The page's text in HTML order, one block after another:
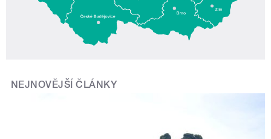
NEJNOVĚJŠÍ ČLÁNKY